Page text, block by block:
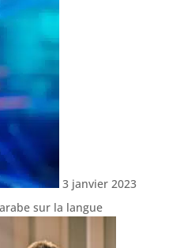
3 janvier 2023
sur la langue